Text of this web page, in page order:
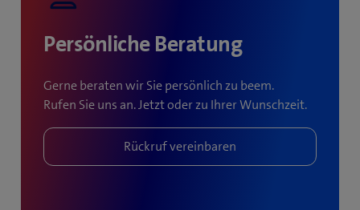
Persönliche Beratung
Gerne beraten wir Sie persönlich zu beem.
Rufen Sie uns an. Jetzt oder zu Ihrer Wunschzeit.